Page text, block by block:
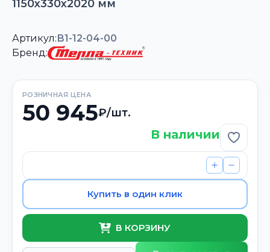
1150х330х2020 мм
Артикул:В1-12-04-00
Бренд:
РОЗНИЧНАЯ ЦЕНА
50 945₽/шт.
В наличии
Купить в один клик
В КОРЗИНУ